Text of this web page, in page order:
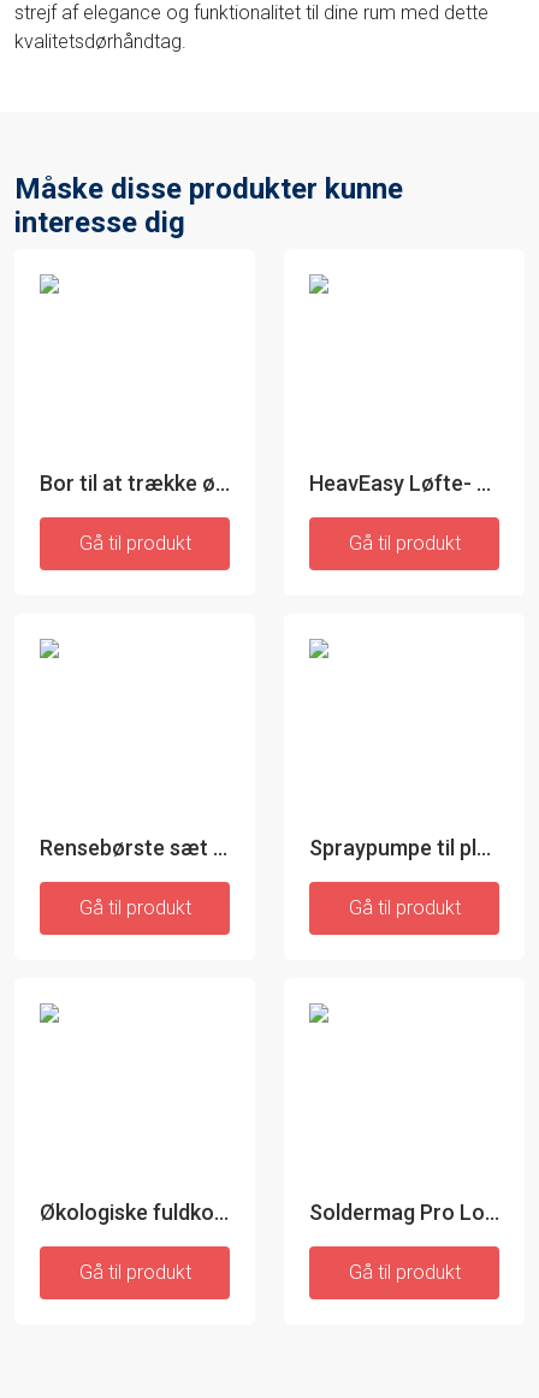
strejf af elegance og funktionalitet til dine rum med dette
kvalitetsdørhåndtag.
Måske disse produkter kunne
interesse dig
Bor til at trække ødelagte skruer ud - InnovaGoods
Gå til produkt
HeavEasy Løfte- og transportværktøj
Gå til produkt
Rensebørste sæt til boremaskine - InnovaGoods
Gå til produkt
Spraypumpe til plastflaske - 1 styk
Gå til produkt
Økologiske fuldkornsskruer - 400 gr
Gå til produkt
Soldermag Pro Loddestativ
Gå til produkt